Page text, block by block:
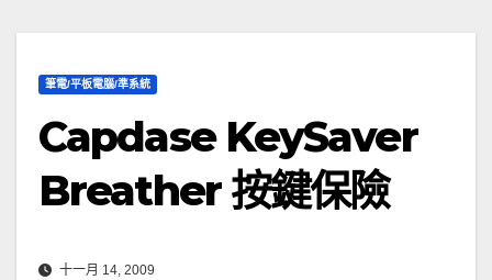
筆電/平板電腦/準系統
Capdase KeySaver
Breather 按鍵保險
十一月 14, 2009